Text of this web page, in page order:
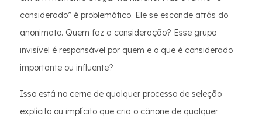
considerado” é problemático. Ele se esconde atrás do
anonimato. Quem faz a consideração? Esse grupo
invisível é responsável por quem e o que é considerado
importante ou influente?
Isso está no cerne de qualquer processo de seleção
explícito ou implícito que cria o cânone de qualquer